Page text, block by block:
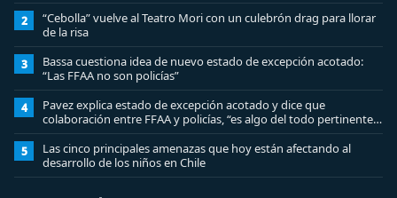
2
“Cebolla” vuelve al Teatro Mori con un culebrón drag para llorar
de la risa
3
Bassa cuestiona idea de nuevo estado de excepción acotado:
“Las FFAA no son policías”
4
Pavez explica estado de excepción acotado y dice que
colaboración entre FFAA y policías, “es algo del todo pertinente
analizar”
5
Las cinco principales amenazas que hoy están afectando al
desarrollo de los niños en Chile